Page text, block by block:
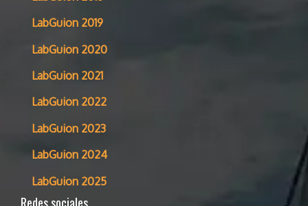
LabGuion 2019
LabGuion 2020
LabGuion 2021
LabGuion 2022
LabGuion 2023
LabGuion 2024
LabGuion 2025
Redes sociales